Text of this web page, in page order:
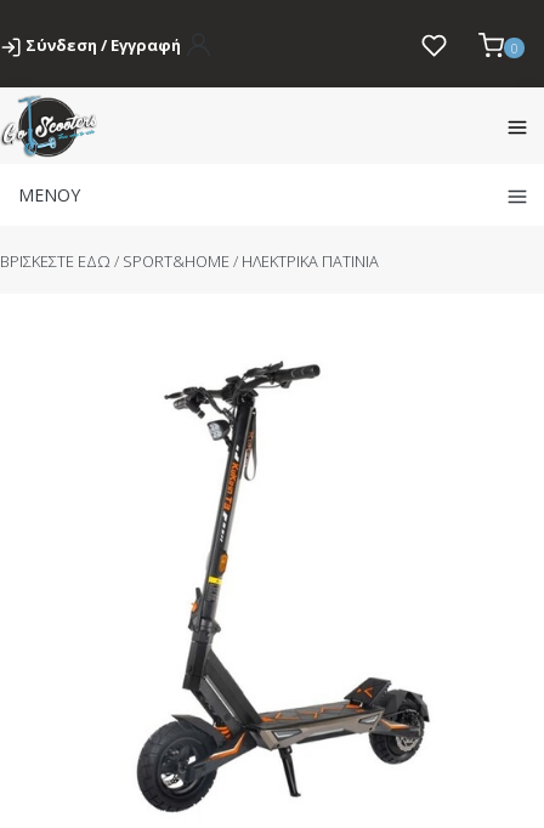
Σύνδεση / Εγγραφή 0
ΜΕΝΟΥ
BΡΙΣΚΕΣΤΕ ΕΔΩ / SPORT&HOME/ ΗΛΕΚΤΡΙΚΑ ΠΑΤΙΝΙΑ